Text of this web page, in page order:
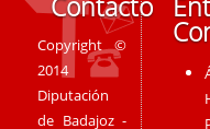
Copyright ©
2014
Diputación
de Badajoz -